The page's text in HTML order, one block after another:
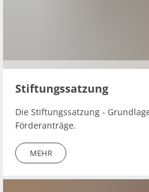
Stiftungssatzung
Die Stiftungssatzung -
Förderanträge.
MEHR